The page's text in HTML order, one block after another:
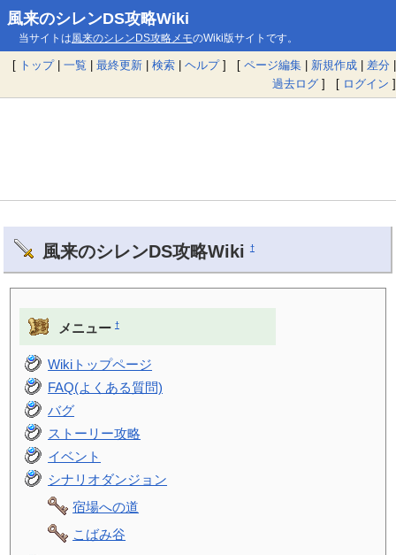
風来のシレンDS攻略Wiki
当サイトは風来のシレンDS攻略メモのWiki版サイトです。
[ トップ| 一覧 | 最終更新 | 検索 | ヘルプ] [ ページ編集 | 新規作成 | 差分 |
過去ログ ] [ ログイン ]
風来のシレンDS攻略Wiki †
メニュー †
Wikiトップページ
FAQ(よくある質問)
バグ
ストーリー攻略
イベント
シナリオダンジョン
宿場への道
こばみ谷